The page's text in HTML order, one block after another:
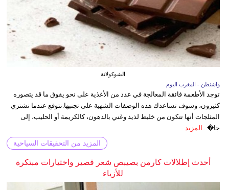
الشوكولاتة
واشنطن - المغرب اليوم
توجد الأطعمة فائقة المعالجة في عدد من الأغذية على نحو يفوق ما قد يتصوره
كثيرون، وسوف تساعدك هذه الوصفات الشهية على تجنبها.نتوقع عندما نشتري
المثلجات أنها تتكون من خليط لذيذ وغني بالدهون، كالكريمة أو الحليب، إلى
جا�... المزيد
المزيد من التحقيقات السياحية
أحدث إطلالات كارمن بصيبص شعر قصير واختيارات مبتكرة
للأزياء